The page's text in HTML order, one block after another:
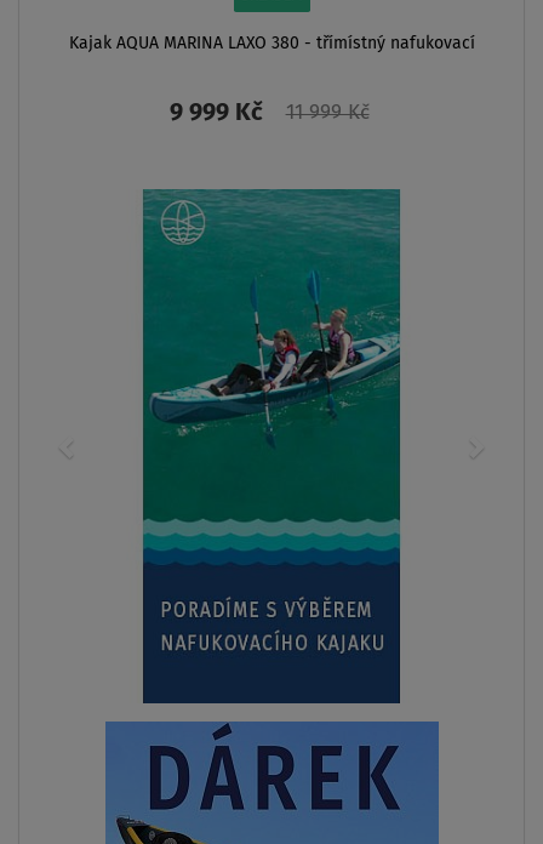
Kajak AQUA MARINA LAXO 380 - třímístný nafukovací
9 999 Kč 11 999 Kč
ZOBRAZIT